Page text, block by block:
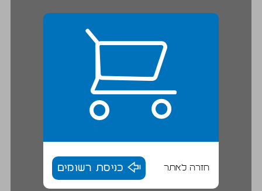
חזרה לאתר כניסת רשומים